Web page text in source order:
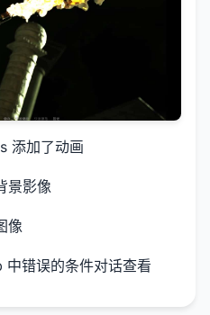
添加了动画
景影像
像
错误的条件对话查看